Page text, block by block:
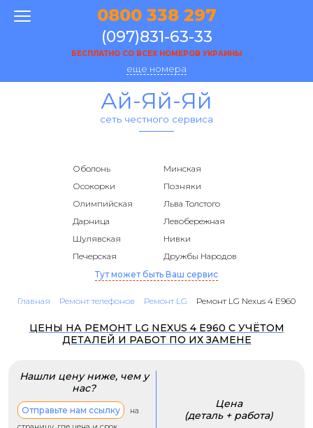
0800 338 297
(097)831-63-33
БЕСПЛАТНО СО ВСЕХ НОМЕРОВ УКРАИНЫ
еще номера
Ай-Яй-Яй
сеть честного сервиса
Оболонь
Минская
Осокорки
Позняки
Олимпийская
Льва Толстого
Дарница
Левобережная
Шулявская
Нивки
Печерская
Дружбы Народов
Тут может быть Ваш сервис
Главная Ремонт телефонов Ремонт LG Ремонт LG Nexus 4 E960
ЦЕНЫ НА РЕМОНТ LG NEXUS 4 E960 С УЧЁТОМ
ДЕТАЛЕЙ И РАБОТ ПО ИХ ЗАМЕНЕ
Нашли цену ниже, чем у
нас?
Отправьте нам ссылку
на
Цена
(деталь + работа)